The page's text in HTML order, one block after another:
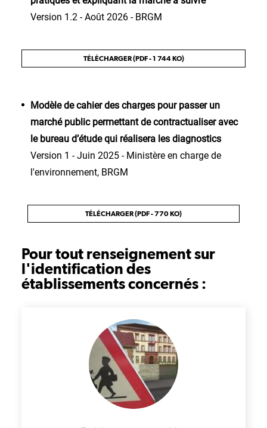
Version 1.2 - Août 2026 - BRGM
TÉLÉCHARGER (PDF - 1 744 KO)
Modèle de cahier des charges pour passer un
marché public permettant de contractualiser avec
le bureau d’étude qui réalisera les diagnostics
Version 1 - Juin 2025 - Ministère en charge de
l'environnement, BRGM
TÉLÉCHARGER (PDF - 770 KO)
Pour tout renseignement sur
l'identification des
établissements concernés :